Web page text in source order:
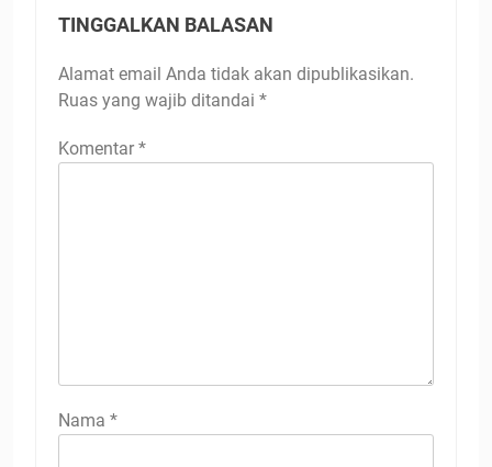
TINGGALKAN BALASAN
Alamat email Anda tidak akan dipublikasikan.
Ruas yang wajib ditandai *
Komentar *
Nama *